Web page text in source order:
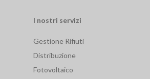
I nostri servizi
Gestione Rifiuti
Distribuzione
Fotovoltaico